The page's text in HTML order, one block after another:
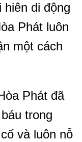
di động
Phát luôn
một cách
Phát đã
trong
và luôn nỗ